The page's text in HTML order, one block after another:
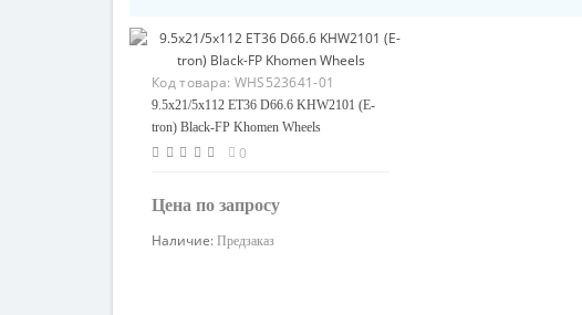
Код товара: WHS523641-01
9.5x21/5x112 ET36 D66.6 KHW2101 (E-
tron) Black-FP Khomen Wheels
0
Цена по запросу
Узнать цену
Наличие: Предзаказ